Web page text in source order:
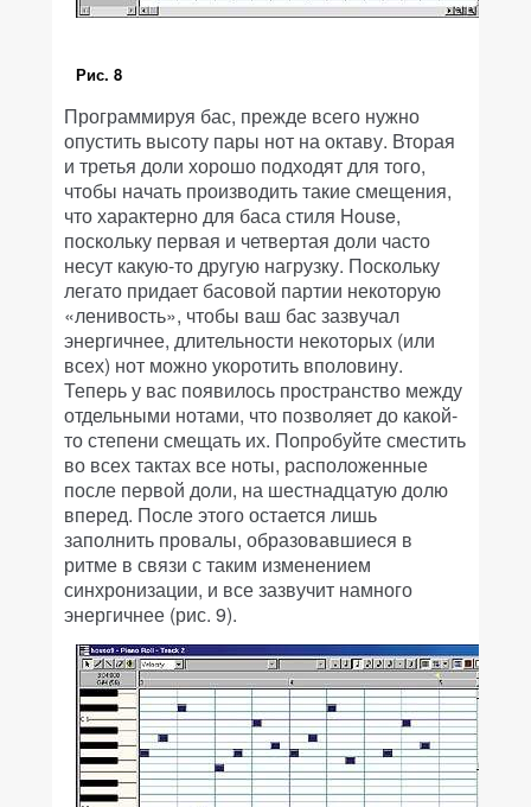
Рис. 8
Программируя бас, прежде всего нужно
опустить высоту пары нот на октаву. Вторая
и третья доли хорошо подходят для того,
чтобы начать производить такие смещения,
что характерно для баса стиля House,
поскольку первая и четвертая доли часто
несут какую-то другую нагрузку. Поскольку
легато придает басовой партии некоторую
«ленивость», чтобы ваш бас зазвучал
энергичнее, длительности некоторых (или
всех) нот можно укоротить вполовину.
Теперь у вас появилось пространство между
отдельными нотами, что позволяет до какой-
то степени смещать их. Попробуйте сместить
во всех тактах все ноты, расположенные
после первой доли, на шестнадцатую долю
вперед. После этого остается лишь
заполнить провалы, образовавшиеся в
ритме в связи с таким изменением
синхронизации, и все зазвучит намного
энергичнее (рис. 9).